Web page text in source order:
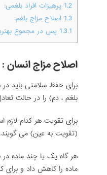
1.2 پرهیزات افراد بلغمی:
1.3 اصلاح مزاج بلغم:
1.3.1 پس در مجموع
اصلاح مزاج انسان :
برای حفظ سلامتی باید در
بلغم ، دم) را در حالت
برای تقویت هر کدام
(تقویت به عین) می گویند.
هر گاه یک یا چند ماده
ماده را کاهش داد و برای